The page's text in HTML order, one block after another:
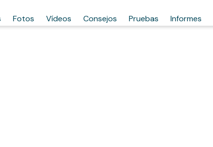
Fotos Vídeos Consejos Pruebas Informes